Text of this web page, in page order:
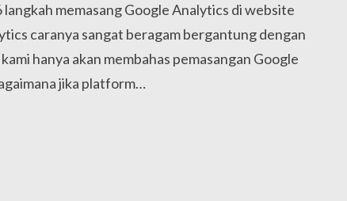
langkah memasang Google Analytics di website
caranya sangat beragam bergantung dengan
hanya akan membahas pemasangan Google
jika platform…